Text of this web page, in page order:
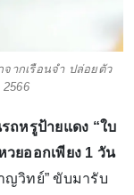
ากเรือนจำ ปล่อยตัว
ถหรูป้ายแดง “ใบ
ยออกเพียง 1 วัน
ญวิทย์” ขับมารับ